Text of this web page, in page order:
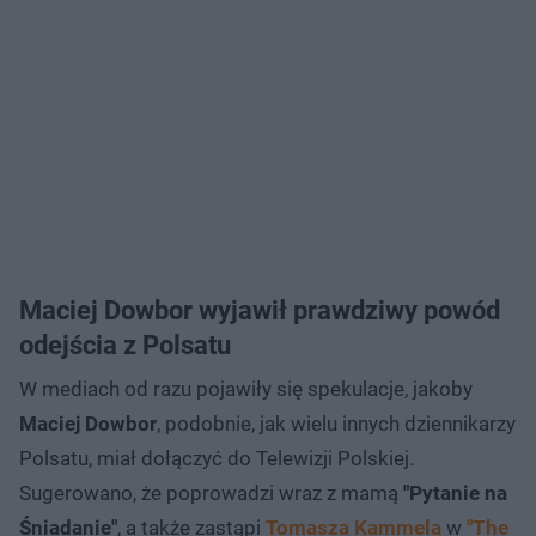
Maciej Dowbor wyjawił prawdziwy powód
odejścia z Polsatu
W mediach od razu pojawiły się spekulacje, jakoby
Maciej Dowbor, podobnie, jak wielu innych dziennikarzy
Polsatu, miał dołączyć do Telewizji Polskiej.
Sugerowano, że poprowadzi wraz z mamą "Pytanie na
Śniadanie", a także zastąpi Tomasza Kammela w "The